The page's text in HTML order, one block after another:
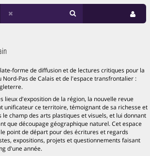
forme de diffusion et de lectures critiques pour la
Nord-Pas de Calais et de l'espace transfrontalier :
lieux d'exposition de la région, la nouvelle revue
unificateur ce territoire, témoignant de sa richesse et
le champ des arts plastiques et visuels, et lui donnant
que découpage géographique naturel. Cet espace
point de départ pour des écritures et regards
expositions, projets et questionnements faisant
d'une année.